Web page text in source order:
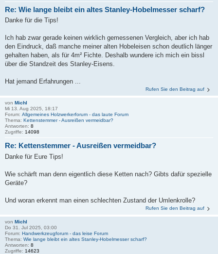
Re: Wie lange bleibt ein altes Stanley-Hobelmesser scharf?
Danke für die Tips!
Ich hab zwar gerade keinen wirklich gemessenen Vergleich, aber ich hab
den Eindruck, daß manche meiner alten Hobeleisen schon deutlich länger
gehalten haben, als für 4m² Fichte. Deshalb wundere ich mich ein bissl
über die Standzeit des Stanley-Eisens.
Hat jemand Erfahrungen ...
Rufen Sie den Beitrag auf
von Michl
Mi 13. Aug 2025, 18:17
Forum: Allgemeines Holzwerkerforum - das laute Forum
Thema: Kettenstemmer - Ausreißen vermeidbar?
Antworten: 8
Zugriffe: 14098
Re: Kettenstemmer - Ausreißen vermeidbar?
Danke für Eure Tips!
Wie schärft man denn eigentlich diese Ketten nach? Gibts dafür spezielle
Geräte?
Und woran erkennt man einen schlechten Zustand der Umlenkrolle?
Rufen Sie den Beitrag auf
von Michl
Do 31. Jul 2025, 03:00
Forum: Handwerkzeugforum - das leise Forum
Thema: Wie lange bleibt ein altes Stanley-Hobelmesser scharf?
Antworten: 8
Zugriffe: 14623